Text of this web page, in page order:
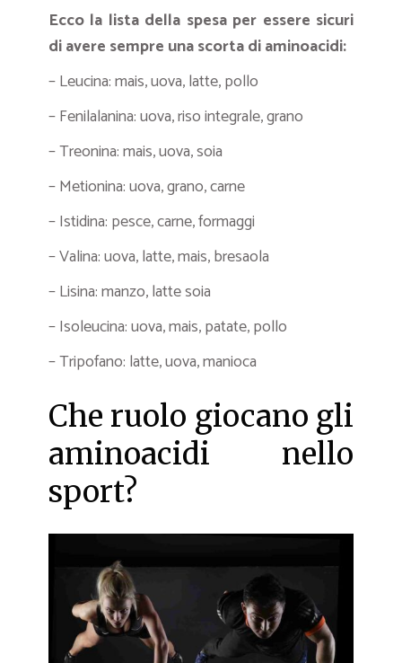
Ecco la lista della spesa per essere sicuri
di avere sempre una scorta di aminoacidi:
– Leucina: mais, uova, latte, pollo
– Fenilalanina: uova, riso integrale, grano
– Treonina: mais, uova, soia
– Metionina: uova, grano, carne
– Istidina: pesce, carne, formaggi
– Valina: uova, latte, mais, bresaola
– Lisina: manzo, latte soia
– Isoleucina: uova, mais, patate, pollo
– Tripofano: latte, uova, manioca
Che ruolo giocano gli
aminoacidi nello
sport?